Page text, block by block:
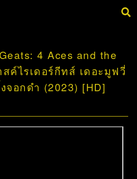
4 Aces and the
ค์ไรเดอร์กีทส์ เดอะมูฟวี่
จอกดำ (2023) [HD]